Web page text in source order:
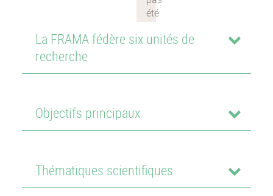
La FRAMA fédère six unités de
recherche
Objectifs principaux
Thématiques scientifiques